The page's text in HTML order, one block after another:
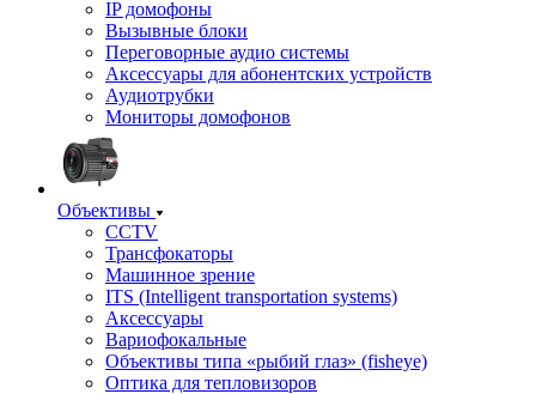
IP домофоны
Вызывные блоки
Переговорные аудио системы
Аксессуары для абонентских устройств
Аудиотрубки
Мониторы домофонов
Объективы
CCTV
Трансфокаторы
Машинное зрение
ITS (Intelligent transportation systems)
Аксессуары
Вариофокальные
Объективы типа «рыбий глаз» (fisheye)
Оптика для тепловизоров